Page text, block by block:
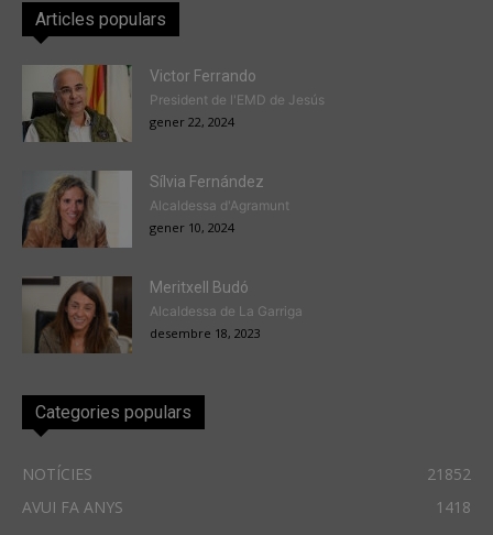
Articles populars
Victor Ferrando
President de l'EMD de Jesús
gener 22, 2024
Sílvia Fernández
Alcaldessa d'Agramunt
gener 10, 2024
Meritxell Budó
Alcaldessa de La Garriga
desembre 18, 2023
Categories populars
NOTÍCIES
21852
AVUI FA ANYS
1418